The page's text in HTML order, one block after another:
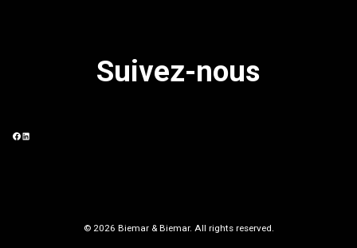
Suivez-nous
Facebook LinkedIn
© 2026 Biemar & Biemar. All rights reserved.